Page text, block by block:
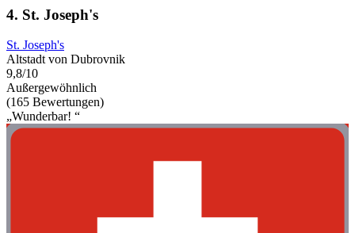
4. St. Joseph's
St. Joseph's
Altstadt von Dubrovnik
9,8/10
Außergewöhnlich
(165 Bewertungen)
„Wunderbar! “